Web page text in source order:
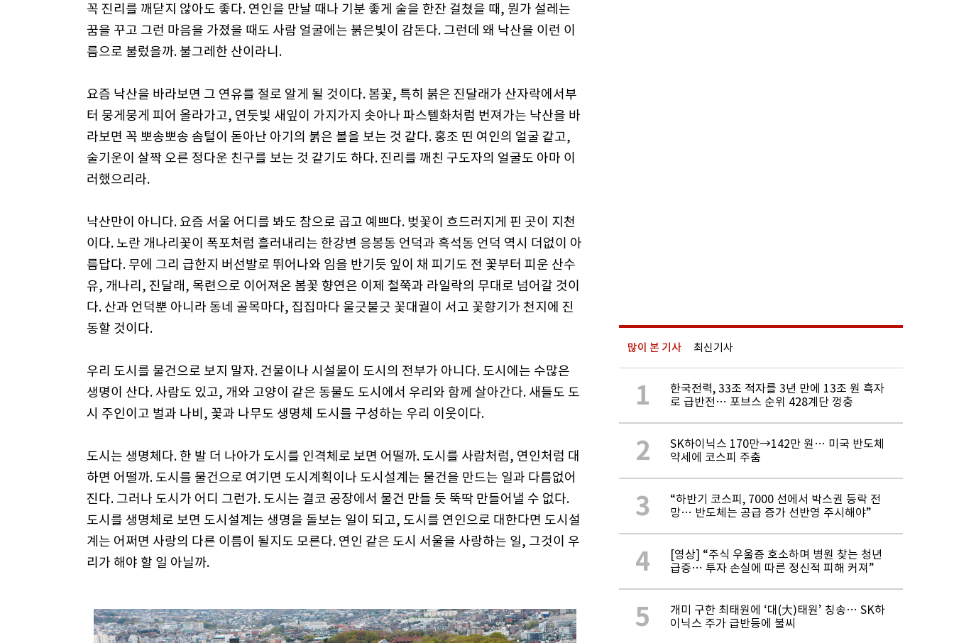
꼭 진리를 깨닫지 않아도 좋다. 연인을 만날 때나 기분 좋게 술을 한잔 걸쳤을 때, 뭔가 설레는
꿈을 꾸고 그런 마음을 가졌을 때도 사람 얼굴에는 붉은빛이 감돈다. 그런데 왜 낙산을 이런 이
름으로 불렀을까. 불그레한 산이라니.
요즘 낙산을 바라보면 그 연유를 절로 알게 될 것이다. 봄꽃, 특히 붉은 진달래가 산자락에서부
터 뭉게뭉게 피어 올라가고, 연둣빛 새잎이 가지가지 솟아나 파스텔화처럼 번져가는 낙산을 바
라보면 꼭 뽀송뽀송 솜털이 돋아난 아기의 붉은 볼을 보는 것 같다. 홍조 띤 여인의 얼굴 같고,
술기운이 살짝 오른 정다운 친구를 보는 것 같기도 하다. 진리를 깨친 구도자의 얼굴도 아마 이
러했으리라.
낙산만이 아니다. 요즘 서울 어디를 봐도 참으로 곱고 예쁘다. 벚꽃이 흐드러지게 핀 곳이 지천
이다. 노란 개나리꽃이 폭포처럼 흘러내리는 한강변 응봉동 언덕과 흑석동 언덕 역시 더없이 아
름답다. 무에 그리 급한지 버선발로 뛰어나와 임을 반기듯 잎이 채 피기도 전 꽃부터 피운 산수
유, 개나리, 진달래, 목련으로 이어져온 봄꽃 향연은 이제 철쭉과 라일락의 무대로 넘어갈 것이
다. 산과 언덕뿐 아니라 동네 골목마다, 집집마다 울긋불긋 꽃대궐이 서고 꽃향기가 천지에 진
동할 것이다.
우리 도시를 물건으로 보지 말자. 건물이나 시설물이 도시의 전부가 아니다. 도시에는 수많은
생명이 산다. 사람도 있고, 개와 고양이 같은 동물도 도시에서 우리와 함께 살아간다. 새들도 도
시 주인이고 벌과 나비, 꽃과 나무도 생명체 도시를 구성하는 우리 이웃이다.
도시는 생명체다. 한 발 더 나아가 도시를 인격체로 보면 어떨까. 도시를 사람처럼, 연인처럼 대
하면 어떨까. 도시를 물건으로 여기면 도시계획이나 도시설계는 물건을 만드는 일과 다름없어
진다. 그러나 도시가 어디 그런가. 도시는 결코 공장에서 물건 만들 듯 뚝딱 만들어낼 수 없다.
도시를 생명체로 보면 도시설계는 생명을 돌보는 일이 되고, 도시를 연인으로 대한다면 도시설
계는 어쩌면 사랑의 다른 이름이 될지도 모른다. 연인 같은 도시 서울을 사랑하는 일, 그것이 우
리가 해야 할 일 아닐까.
많이 본 기사 최신기사
1
한국전력, 33조 적자를 3년 만에 13조 원 흑자
로 급반전… 포브스 순위 428계단 껑충
2
SK하이닉스 170만→142만 원… 미국 반도체
약세에 코스피 주춤
3
“하반기 코스피, 7000 선에서 박스권 등락 전
망… 반도체는 공급 증가 선반영 주시해야”
4
[영상] “주식 우울증 호소하며 병원 찾는 청년
급증… 투자 손실에 따른 정신적 피해 커져”
5
개미 구한 최태원에 ‘대(大)태원’ 칭송… SK하
이닉스 주가 급반등에 불씨